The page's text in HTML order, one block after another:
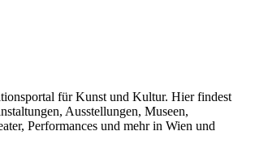
für Kunst und Kultur. Hier findest
Ausstellungen, Museen,
Performances und mehr in Wien und